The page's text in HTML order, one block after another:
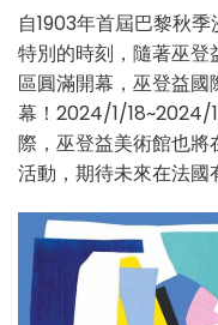
自1903年首屆巴黎秋
特別的時刻，隨著巫
區圓滿開幕，巫登益
幕！2024/1/18~2024/
際，巫登益美術館也
活動，期待未來在法國